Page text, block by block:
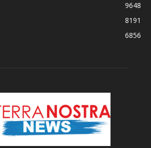
9648
8191
6856